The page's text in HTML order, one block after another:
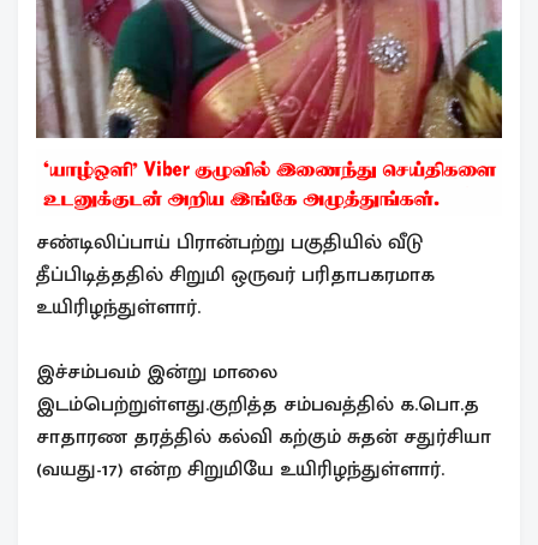
சண்டிலிப்பாய் பிரான்பற்று பகுதியில் வீடு
தீப்பிடித்ததில் சிறுமி ஒருவர் பரிதாபகரமாக
உயிரிழந்துள்ளார்.
இச்சம்பவம் இன்று மாலை
இடம்பெற்றுள்ளது.குறித்த சம்பவத்தில் க.பொ.த
சாதாரண தரத்தில் கல்வி கற்கும் சுதன் சதுர்சியா
(வயது-17) என்ற சிறுமியே உயிரிழந்துள்ளார்.